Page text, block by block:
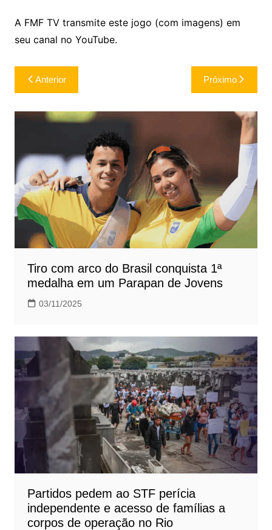
m
A FMF TV transmite este jogo (com imagens) em
seu canal no YouTube.
Navegação
de
Post
Anterior Próximo
Tiro com arco do Brasil conquista 1ª
medalha em um Parapan de Jovens
03/11/2025
Partidos pedem ao STF perícia
independente e acesso de famílias a
corpos de operação no Rio